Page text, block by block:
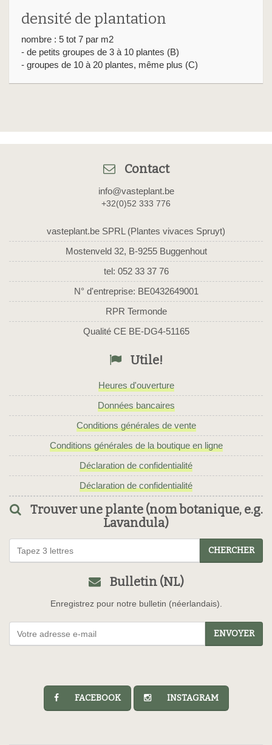
densité de plantation
nombre : 5 tot 7 par m2
- de petits groupes de 3 à 10 plantes (B)
- groupes de 10 à 20 plantes, même plus (C)
Contact
info@vasteplant.be
+32(0)52 333 776
vasteplant.be SPRL (Plantes vivaces Spruyt)
Mostenveld 32, B-9255 Buggenhout
tel: 052 33 37 76
N° d'entreprise: BE0432649001
RPR Termonde
Qualité CE BE-DG4-51165
Utile!
Heures d'ouverture
Données bancaires
Conditions générales de vente
Conditions générales de la boutique en ligne
Déclaration de confidentialité
Déclaration de confidentialité
Trouver une plante (nom botanique, e.g.
Lavandula)
CHERCHER
Bulletin (NL)
Enregistrez pour notre bulletin (néerlandais).
ENVOYER
FACEBOOK INSTAGRAM